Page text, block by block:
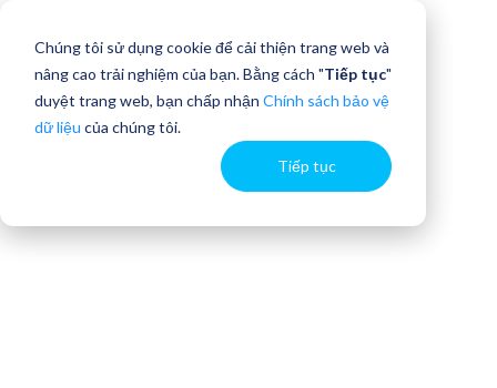
Chúng tôi sử dụng cookie để cải thiện trang web và
nâng cao trải nghiệm của bạn. Bằng cách "Tiếp tục"
duyệt trang web, bạn chấp nhận Chính sách bảo vệ
dữ liệu của chúng tôi.
Tiếp tục